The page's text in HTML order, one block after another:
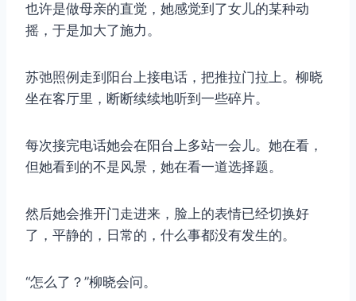
也许是做母亲的直觉，她感觉到了女儿的某种动
摇，于是加大了施力。
苏弛照例走到阳台上接电话，把推拉门拉上。柳晓
坐在客厅里，断断续续地听到一些碎片。
每次接完电话她会在阳台上多站一会儿。她在看，
但她看到的不是风景，她在看一道选择题。
然后她会推开门走进来，脸上的表情已经切换好
了，平静的，日常的，什么事都没有发生的。
“怎么了？”柳晓会问。